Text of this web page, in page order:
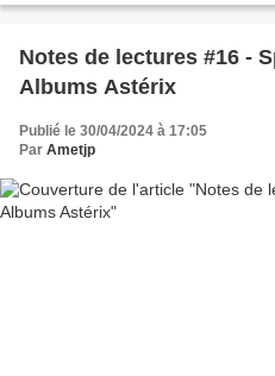
Notes de lectures #16 - Spécial Premiers
Albums Astérix
Publié le 30/04/2024 à 17:05
Par Ametjp